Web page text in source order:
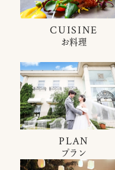
CUISINE
お料理
PLAN
プラン